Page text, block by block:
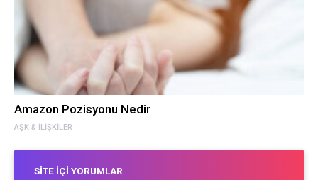
AŞK & İLIŞKILER
Amazon Pozisyonu Nedir
SITE İÇI YORUMLAR